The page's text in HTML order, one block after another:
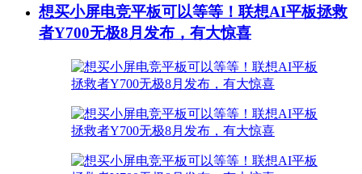
想买小屏电竞平板可以等等！联想AI平板拯救
者Y700无极8月发布，有大惊喜